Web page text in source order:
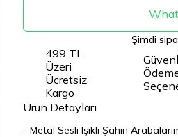
Şimdi
499 TL
Üzeri
Ücretsiz
Kargo
Ürün Detayları
- Metal Sesli Işıklı Şahin